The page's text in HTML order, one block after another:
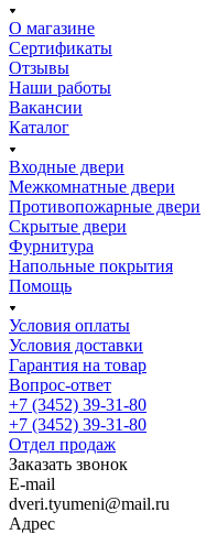
О магазине
Сертификаты
Отзывы
Наши работы
Вакансии
Каталог
Входные двери
Межкомнатные двери
Противопожарные двери
Скрытые двери
Фурнитура
Напольные покрытия
Помощь
Условия оплаты
Условия доставки
Гарантия на товар
Вопрос-ответ
+7 (3452) 39-31-80
+7 (3452) 39-31-80
Отдел продаж
Заказать звонок
E-mail
dveri.tyumeni@mail.ru
Адрес